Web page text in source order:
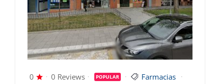
Dashboard
0 0 Reviews POPULAR
Farmacias